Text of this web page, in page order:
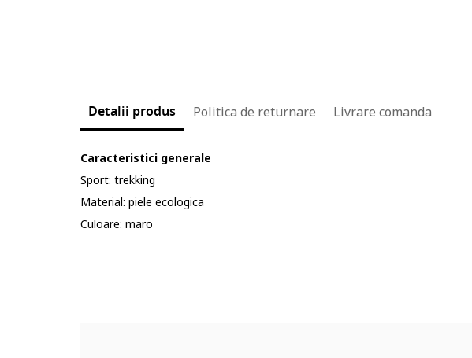
Detalii produs Politica de returnare Livrare comanda
Caracteristici generale
Sport: trekking
Material: piele ecologica
Culoare: maro